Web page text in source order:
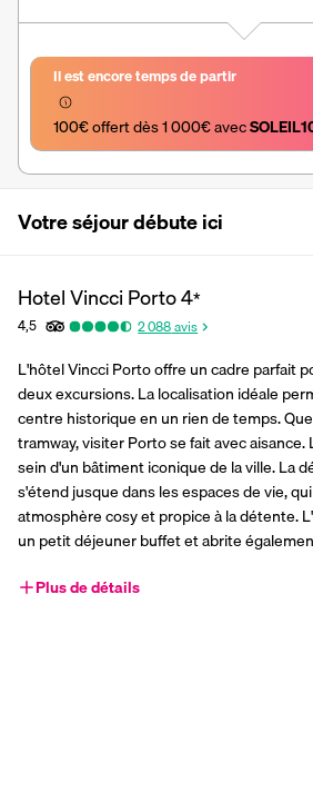
Il est encore temps de partir
100€ offert dès 1 000€ avec
Votre séjour débute ici
Hotel Vincci Porto4*
4,5 2 088avis
L'hôtel Vincci Porto offre un cadre parfait
deux excursions. La localisation idéale
centre historique en un rien de temps.
tramway, visiter Porto se fait avec aisance.
sein d'un bâtiment iconique de la ville. La
s'étend jusque dans les espaces de vie,
atmosphère cosy et propice à la détente.
un petit déjeuner buffet et abrite
Plus de détails